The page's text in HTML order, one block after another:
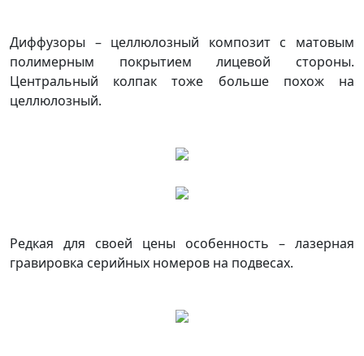
Диффузоры – целлюлозный композит с матовым
полимерным покрытием лицевой стороны.
Центральный колпак тоже больше похож на
целлюлозный.
Редкая для своей цены особенность – лазерная
гравировка серийных номеров на подвесах.